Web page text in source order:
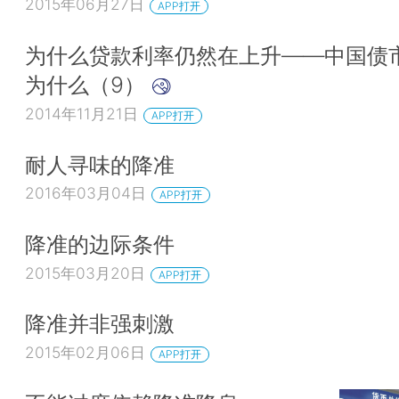
2015年06月27日 APP打开
为什么贷款利率仍然在上升——中国债
为什么（9）
2014年11月21日 APP打开
耐人寻味的降准
2016年03月04日 APP打开
降准的边际条件
2015年03月20日 APP打开
降准并非强刺激
2015年02月06日 APP打开